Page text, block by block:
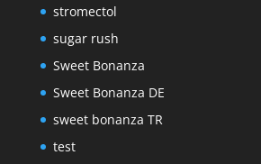
stromectol
sugar rush
Sweet Bonanza
Sweet Bonanza DE
sweet bonanza TR
test